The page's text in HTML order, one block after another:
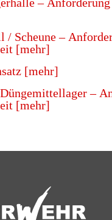
–
/ Scheune –
[mehr]
[mehr]
–
[mehr]